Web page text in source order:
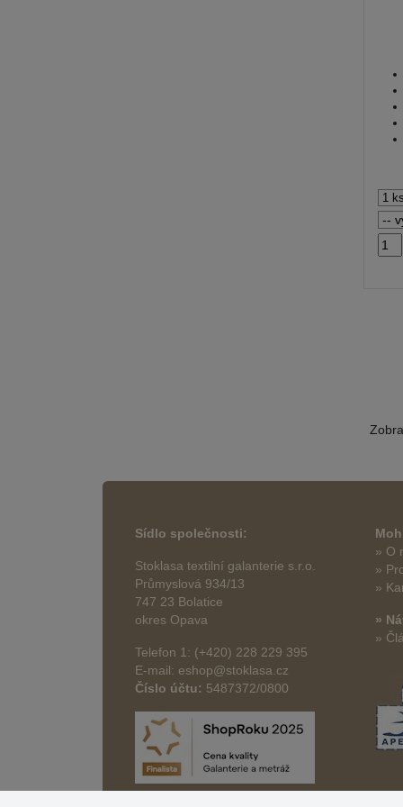
Sídlo společnosti:
Stoklasa textilní galanterie s.r.o.
Průmyslová 934/13
747 23 Bolatice
okres Opava
Telefon 1: (+420) 228 229 395
E-mail: eshop@stoklasa.cz
Číslo účtu: 5487372/0800
» O
»
»
»
»